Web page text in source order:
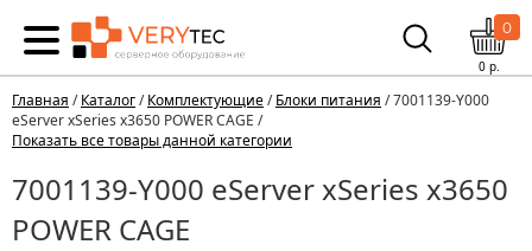
0
0р.
Главная /Каталог/Комплектующие/Блоки питания / 7001139-Y000
eServer xSeries x3650 POWER CAGE /
Показать все товары данной категории
7001139-Y000 eServer xSeries x3650
POWER CAGE